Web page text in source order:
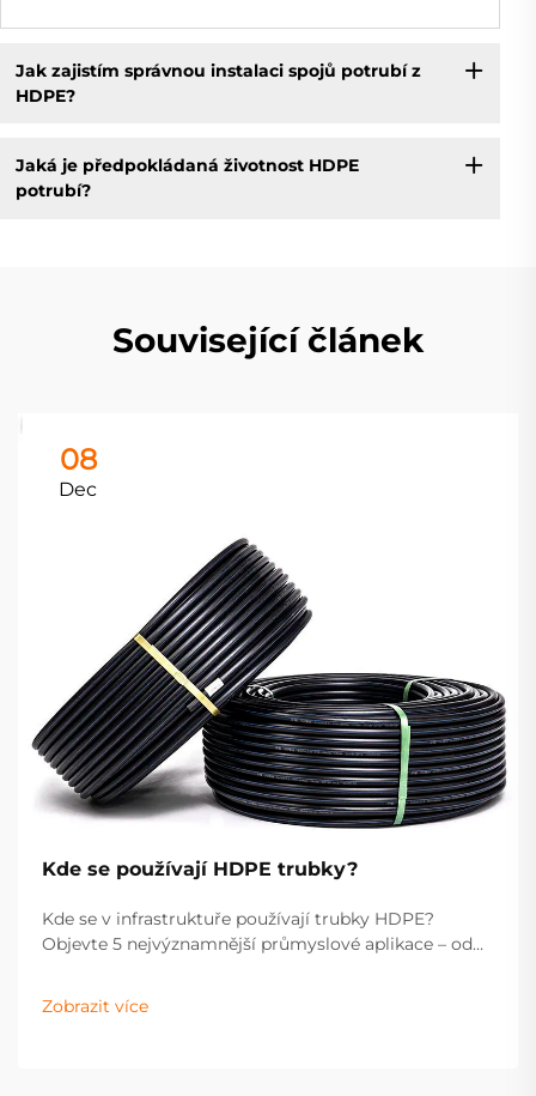
Jak zajistím správnou instalaci spojů potrubí z
HDPE?
Jaká je předpokládaná životnost HDPE
potrubí?
Související článek
08
Dec
Kde se používají HDPE trubky?
Kde se v infrastruktuře používají trubky HDPE?
Objevte 5 nejvýznamnější průmyslové aplikace – od
Vašeho projektu ještě dnes.
Zobrazit více